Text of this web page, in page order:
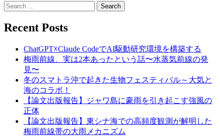
Search
for:
Recent Posts
ChatGPT☓Claude CodeでAI駆動研究環境を構築する
梅雨前線、実は2本あったという話〜水蒸気前線の発
見〜
冬のスマトラ沖で起きた生物フェスティバル～大気と
海のコラボ！
【論文出版報告】ジャワ島に豪雨を引き起こす強風の
正体
【論文出版報告】東シナ海での高頻度観測が解明した
梅雨前線帯の大雨メカニズム